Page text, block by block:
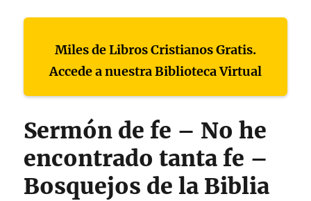
Miles de Libros Cristianos Gratis.
Accede a nuestra Biblioteca Virtual
Sermón de fe – No he
encontrado tanta fe –
Bosquejos de la Biblia